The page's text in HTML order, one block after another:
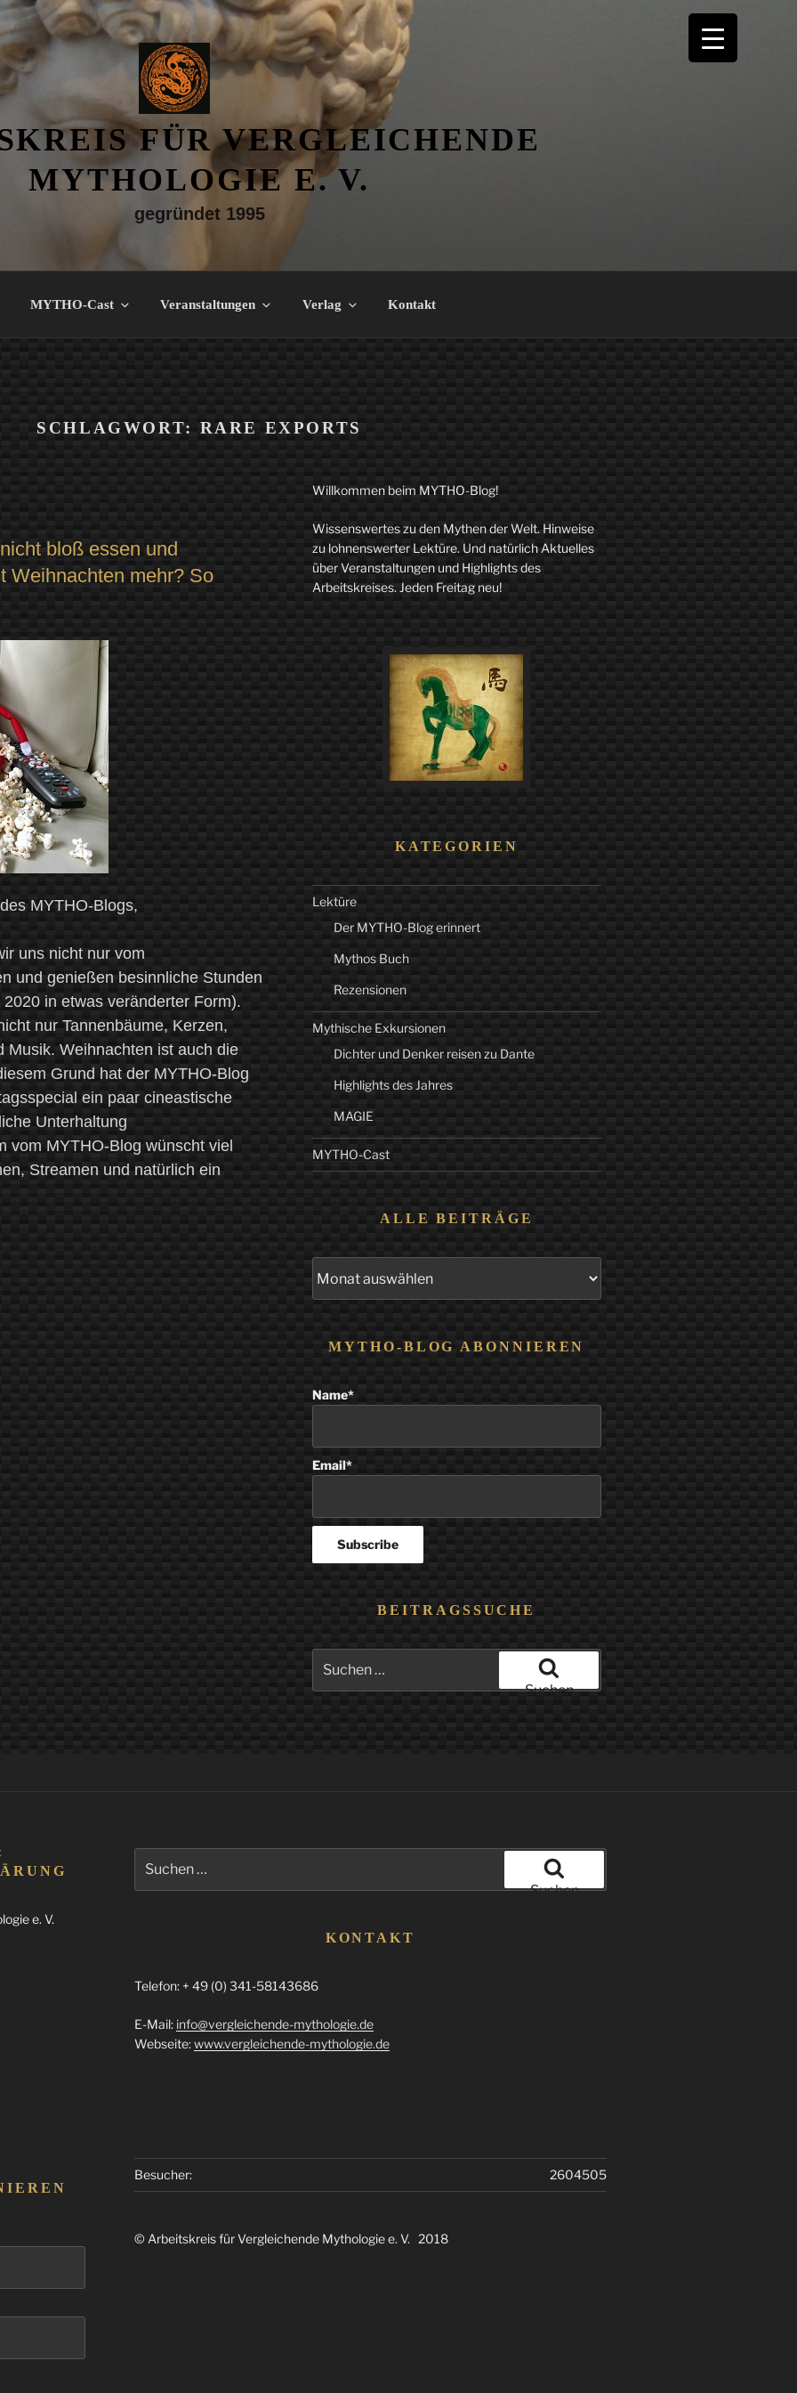
FÜR VERGLEICHENDE
MYTHOLOGIE E. V.
gegründet 1995
MYTHO-Cast Veranstaltungen Verlag Kontakt
SCHLAGWORT: RARE EXPORTS
bloß essen und
Weihnachten mehr? So
MYTHO-Blogs,
uns nicht nur vom
und genießen besinnliche Stunden
in etwas veränderter Form).
nur Tannenbäume, Kerzen,
Musik. Weihnachten ist auch die
Grund hat der MYTHO-Blog
ein paar cineastische
Unterhaltung
vom MYTHO-Blog wünscht viel
Streamen und natürlich ein
Willkommen beim MYTHO-Blog!
Wissenswertes zu den Mythen der Welt. Hinweise
zu lohnenswerter Lektüre. Und natürlich Aktuelles
über Veranstaltungen und Highlights des
Arbeitskreises. Jeden Freitag neu!
KATEGORIEN
Lektüre
Der MYTHO-Blog erinnert
Mythos Buch
Rezensionen
Mythische Exkursionen
Dichter und Denker reisen zu Dante
Highlights des Jahres
MAGIE
MYTHO-Cast
ALLE BEITRÄGE
Beiträge
MYTHO-BLOG ABONNIEREN
Name*
Email*
BEITRAGSSUCHE
nach:
Suchen
e. V.
nach:
Suchen
KONTAKT
Telefon: + 49 (0) 341-58143686
E-Mail: info@vergleichende-mythologie.de
Webseite:www.vergleichende-mythologie.de
2604505
Besucher:
© Arbeitskreis für Vergleichende Mythologie e. V. 2018